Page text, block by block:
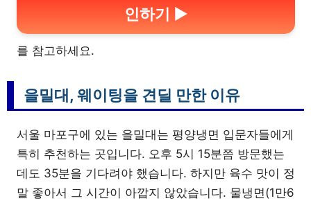
인하기 ▶
를 참고하세요.
을밀대, 웨이팅을 견딜 만한 이유
서울 마포구에 있는 을밀대는 평양냉면 입문자들에게
특히 추천하는 곳입니다. 오후 5시 15분쯤 방문했는
데도 35분을 기다려야 했습니다. 하지만 육수 맛이 정
말 좋아서 그 시간이 아깝지 않았습니다. 물냉면(1만6